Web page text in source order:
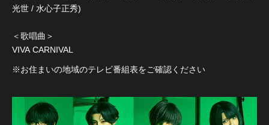
光世 / 水心子正秀)
＜歌唱曲＞
VIVA CARNIVAL
※お住まいの地域のテレビ番組表をご確認ください